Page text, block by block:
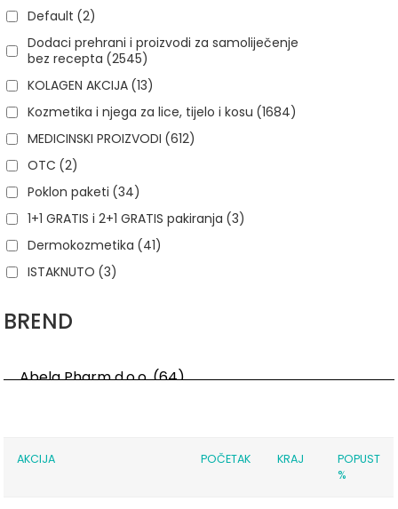
Default (2)
Dodaci prehrani i proizvodi za samoliječenje
bez recepta (2545)
KOLAGEN AKCIJA (13)
Kozmetika i njega za lice, tijelo i kosu (1684)
MEDICINSKI PROIZVODI (612)
OTC (2)
Poklon paketi (34)
1+1 GRATIS i 2+1 GRATIS pakiranja (3)
Dermokozmetika (41)
ISTAKNUTO (3)
BREND
AKCIJA POČETAK KRAJ
POPUST
%